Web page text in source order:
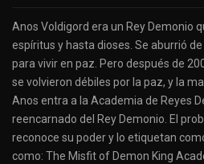
Anos Voldigord era un Rey Demonio
espíritus y hasta dioses. Se aburrió
para vivir en paz. Pero después de
se volvieron débiles por la paz, y la
Anos entra a la Academia de Reyes
reencarnado del Rey Demonio. El
reconoce su poder y lo etiquetan
como: The Misfit of Demon King